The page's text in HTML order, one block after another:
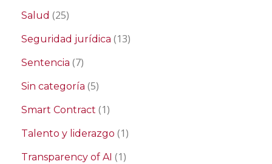
Salud (25)
Seguridad jurídica (13)
Sentencia (7)
Sin categoría (5)
Smart Contract (1)
Talento y liderazgo (1)
Transparency of AI (1)